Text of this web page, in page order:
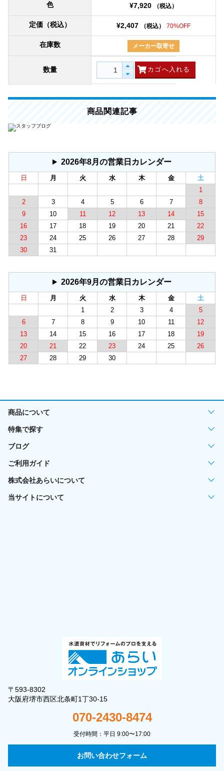
色 ¥7,920 （税込）
定価（税込） ¥2,407 （税込） 70%OFF
在庫数 メーカー取寄せ
数量
商品関連記事
2026年8月の営業日カレンダー
日 月 火 水 木 金
土
1
2
3 4 5 6 7
8
9
10 11 12 13 14
15
16
17 18 19 20 21
22
23
24 25 26 27 28
29
30
31
2026年9月の営業日カレンダー
日 月 火 水 木 金
土
1
2 3 4
5
6
7 8 9 10 11
12
13
14 15 16 17 18
19
20
21 22 23 24 25
26
27
28 29 30
商品について
特集で探す
ブログ
ご利用ガイド
株式会社あらいについて
当サイトについて
〒593-8302
大阪府堺市西区北条町1丁30-15
070-2430-8474
受付時間：平日 9:00〜17:00
お問い合わせフォーム